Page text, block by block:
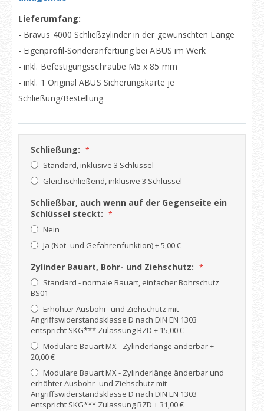
Lieferumfang:
- Bravus 4000 Schließzylinder in der gewünschten Länge
- Eigenprofil-Sonderanfertiung bei ABUS im Werk
- inkl. Befestigungsschraube M5 x 85 mm
- inkl. 1 Original ABUS Sicherungskarte je
Schließung/Bestellung
Schließung:
Standard, inklusive 3 Schlüssel
Gleichschließend, inklusive 3 Schlüssel
Schließbar, auch wenn auf der Gegenseite ein
Schlüssel steckt:
Nein
Ja (Not- und Gefahrenfunktion)+5,00 €
Zylinder Bauart, Bohr- und Ziehschutz:
Standard - normale Bauart, einfacher Bohrschutz
BS01
Erhöhter Ausbohr- und Ziehschutz mit
Angriffswiderstandsklasse D nach DIN EN 1303
entspricht SKG*** Zulassung BZD + 15,00 €
Modulare Bauart MX - Zylinderlänge änderbar+
20,00 €
Modulare Bauart MX - Zylinderlänge änderbar und
erhöhter Ausbohr- und Ziehschutz mit
Angriffswiderstandsklasse D nach DIN EN 1303
entspricht SKG*** Zulassung BZD +31,00 €